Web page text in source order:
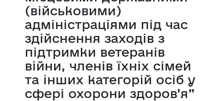
(військовими)
адміністраціями під час
здійснення заходів з
підтримки ветеранів
війни, членів їхніх сімей
та інших категорій осіб у
сфері охорони здоров’я”